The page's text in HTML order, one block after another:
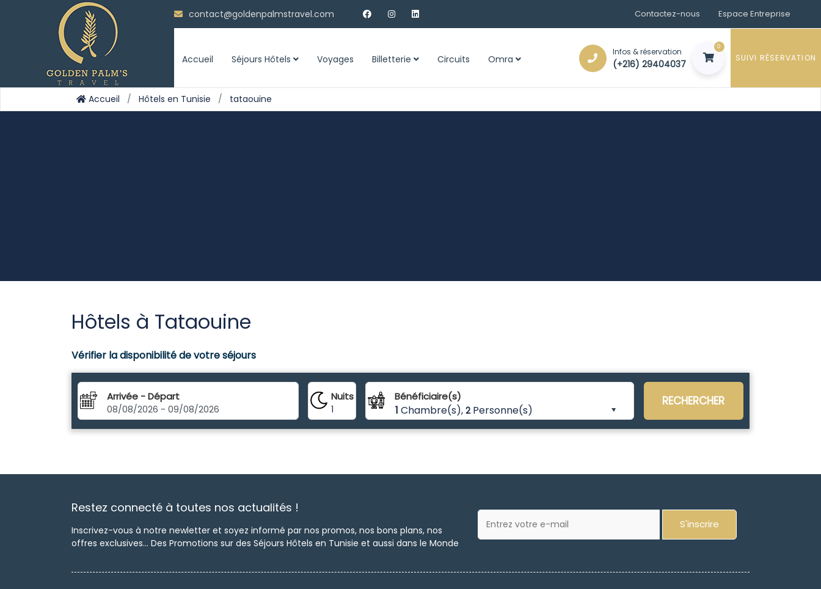
contact@goldenpalmstravel.com Contactez-nous Espace Entreprise
Accueil Séjours Hôtels Voyages Billetterie Circuits Omra
Infos & réservation
(+216) 29404037
0
SUIVI RÉSERVATION
Accueil Hôtels en Tunisie tataouine
Hôtels à Tataouine
Vérifier la disponibilité de votre séjours
Arrivée - Départ Nuits
1
Bénéficiaire(s)
1 Chambre(s), 2 Personne(s)
RECHERCHER
Restez connecté à toutes nos actualités !
Inscrivez-vous à notre newletter et soyez informé par nos promos, nos bons plans, nos
offres exclusives... Des Promotions sur des Séjours Hôtels en Tunisie et aussi dans le Monde
S'inscrire